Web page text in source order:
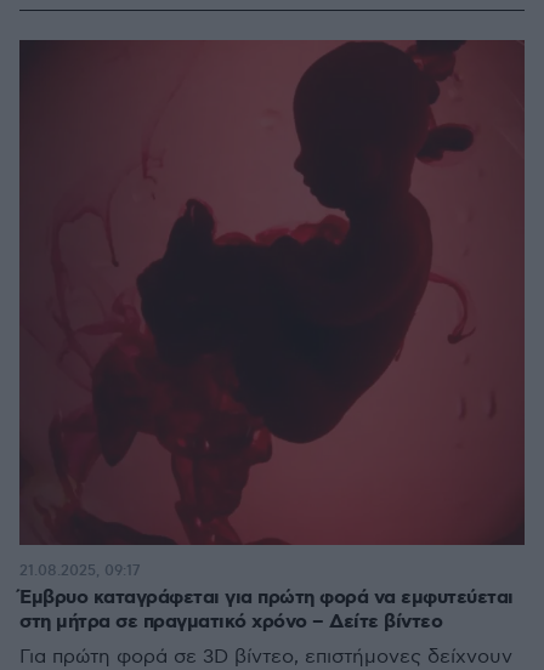
Έμβρυο καταγράφεται για πρώτη φορά να εμφυτεύεται
στη μήτρα σε πραγματικό χρόνο – Δείτε βίντεο
Για πρώτη φορά σε 3D βίντεο, επιστήμονες δείχνουν
21.08.2025, 09:17